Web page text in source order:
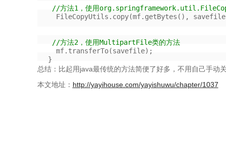
//方法1，使用
FileCopyUtils.copy(mf.getBytes(),
//方法2，使用MultipartFile类的方法
mf.transferTo(savefile);
}
总结：比起用java最传统的方法简便了好多，不用自己手动
本文地址： http://yayihouse.com/yayishuwu/chapter/1037